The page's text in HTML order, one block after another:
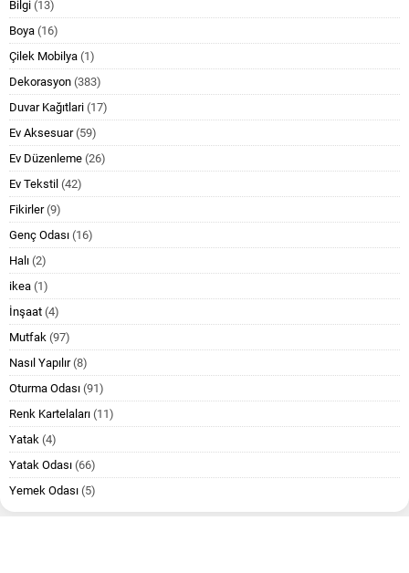
Bilgi (13)
Boya (16)
Çilek Mobilya (1)
Dekorasyon (383)
Duvar Kağıtlari (17)
Ev Aksesuar(59)
Ev Düzenleme (26)
Ev Tekstil (42)
Fikirler(9)
Genç Odası (16)
Halı (2)
ikea (1)
İnşaat (4)
Mutfak (97)
Nasıl Yapılır(8)
Oturma Odası (91)
Renk Kartelaları (11)
Yatak (4)
Yatak Odası (66)
Yemek Odası (5)